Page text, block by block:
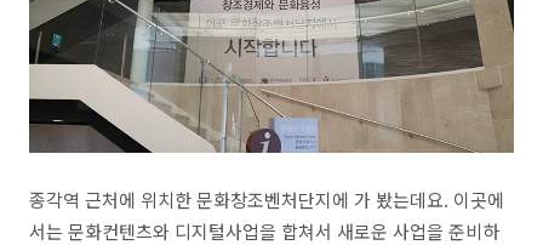
종각역 근처에 위치한 문화창조벤처단지에 가 봤는데요. 이곳에
서는 문화컨텐츠와 디지털사업을 합쳐서 새로운 사업을 준비하